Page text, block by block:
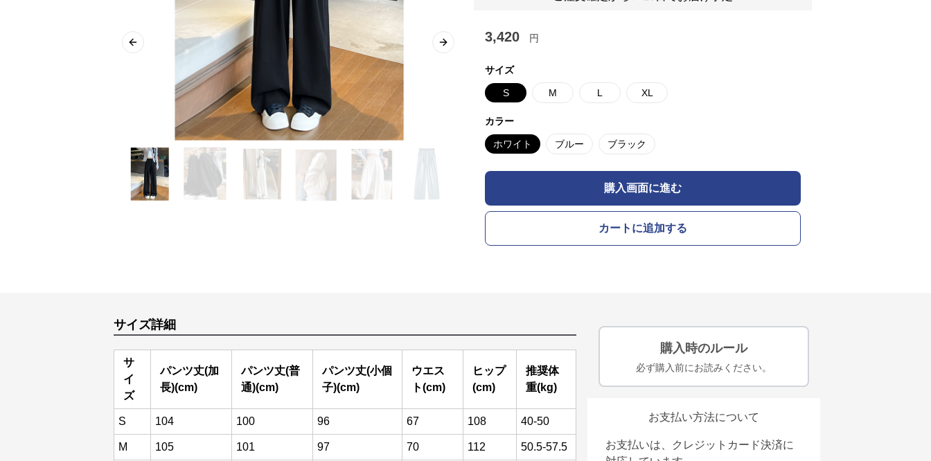
Previous slide Next slide
3,420 円
サイズ
S M L XL
カラー
ホワイト ブルー ブラック
購入画面に進む
カートに追加する
サイズ詳細
サ
イ
ズ
パンツ丈(加
長)(cm)
パンツ丈(普
通)(cm)
パンツ丈(小個
子)(cm)
ウエス
ト(cm)
ヒップ
(cm)
推奨体
重(kg)
S 104 100 96 67 108 40-50
M 105 101 97 70 112 50.5-57.5
購入時のルール
必ず購入前にお読みください。
お支払い方法について
お支払いは、クレジットカード決済に